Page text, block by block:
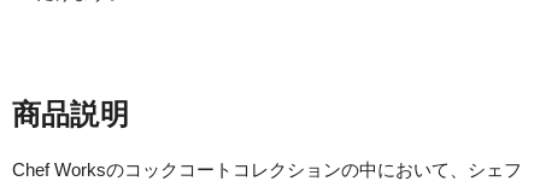
商品説明
Chef Worksのコックコートコレクションの中において、シェフ